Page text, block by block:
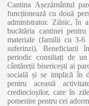
Cantina Așezământul
funcționează cu două
administrator. Zilnic, în
bucătăria cantinei
materiale (familii cu 3-6
suferinzi). Beneficiarii
periodic consiliați de un
cântăreții bisericești ai
socială și se implică în
pentru această
credincioșilor, care în
pomenire pentru cei